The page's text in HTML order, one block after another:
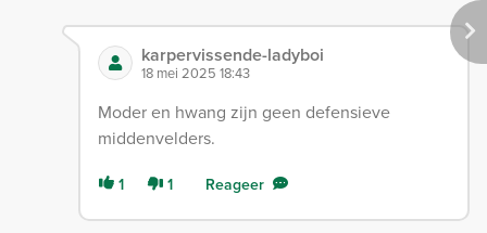
karpervissende-ladyboi
18 mei 2025 18:43
Moder en hwang zijn geen defensieve
middenvelders.
1 1 Reageer